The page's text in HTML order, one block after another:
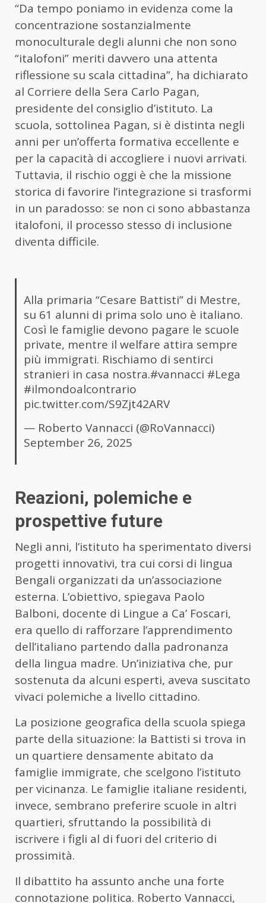
“Da tempo poniamo in evidenza come la
concentrazione sostanzialmente
monoculturale degli alunni che non sono
“italofoni” meriti davvero una attenta
riflessione su scala cittadina”, ha dichiarato
al Corriere della Sera Carlo Pagan,
presidente del consiglio d’istituto. La
scuola, sottolinea Pagan, si è distinta negli
anni per un’offerta formativa eccellente e
per la capacità di accogliere i nuovi arrivati.
Tuttavia, il rischio oggi è che la missione
storica di favorire l’integrazione si trasformi
in un paradosso: se non ci sono abbastanza
italofoni, il processo stesso di inclusione
diventa difficile.
Alla primaria “Cesare Battisti” di Mestre,
su 61 alunni di prima solo uno è italiano.
Così le famiglie devono pagare le scuole
private, mentre il welfare attira sempre
più immigrati. Rischiamo di sentirci
stranieri in casa nostra.#vannacci #Lega
#ilmondoalcontrario
pic.twitter.com/S9Zjt42ARV
— Roberto Vannacci (@RoVannacci)
September 26, 2025
Reazioni, polemiche e
prospettive future
Negli anni, l’istituto ha sperimentato diversi
progetti innovativi, tra cui corsi di lingua
Bengali organizzati da un’associazione
esterna. L’obiettivo, spiegava Paolo
Balboni, docente di Lingue a Ca’ Foscari,
era quello di rafforzare l’apprendimento
dell’italiano partendo dalla padronanza
della lingua madre. Un’iniziativa che, pur
sostenuta da alcuni esperti, aveva suscitato
vivaci polemiche a livello cittadino.
La posizione geografica della scuola spiega
parte della situazione: la Battisti si trova in
un quartiere densamente abitato da
famiglie immigrate, che scelgono l’istituto
per vicinanza. Le famiglie italiane residenti,
invece, sembrano preferire scuole in altri
quartieri, sfruttando la possibilità di
iscrivere i figli al di fuori del criterio di
prossimità.
Il dibattito ha assunto anche una forte
connotazione politica. Roberto Vannacci,